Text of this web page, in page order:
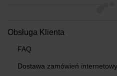
Obsługa Klienta
FAQ
Dostawa zamówień